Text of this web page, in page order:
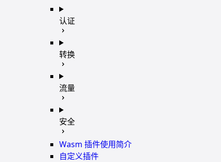
认证
转换
流量
安全
Wasm 插件使用简介
自定义插件